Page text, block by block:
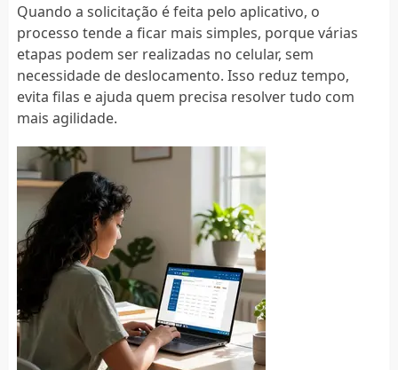
Quando a solicitação é feita pelo aplicativo, o
processo tende a ficar mais simples, porque várias
etapas podem ser realizadas no celular, sem
necessidade de deslocamento. Isso reduz tempo,
evita filas e ajuda quem precisa resolver tudo com
mais agilidade.